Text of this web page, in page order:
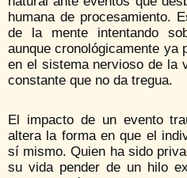
humana de procesamiento.
de la mente intentando
aunque cronológicamente ya
en el sistema nervioso de la
constante que no da tregua.
El impacto de un evento
altera la forma en que el
sí mismo. Quien ha sido
su vida pender de un hilo